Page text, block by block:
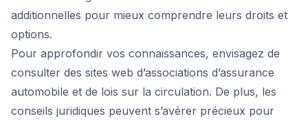
additionnelles pour mieux comprendre leurs droits et
options.
Pour approfondir vos connaissances, envisagez de
consulter des sites web d’associations d’assurance
automobile et de lois sur la circulation. De plus, les
conseils juridiques peuvent s’avérer précieux pour